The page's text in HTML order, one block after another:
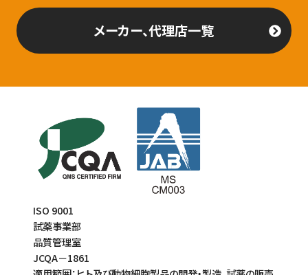
メーカー、代理店一覧
ISO 9001
試薬事業部
品質管理室
JCQA－1861